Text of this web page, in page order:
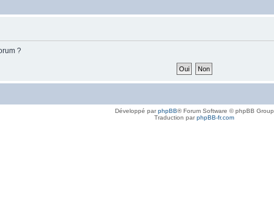
?
Développé parphpBB® Forum Software © phpBB Group
Traduction parphpBB-fr.com